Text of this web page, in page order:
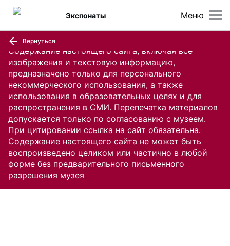
Содержание настоящего сайта, включая все
изображения и текстовую информацию,
предназначено только для персонального
некоммерческого использования, а также
использования в образовательных целях и для
распространения в СМИ. Перепечатка материалов
допускается только по согласованию с музеем.
При цитировании ссылка на сайт обязательна.
Содержание настоящего сайта не может быть
воспроизведено целиком или частично в любой
форме без предварительного письменного
разрешения музея
Меню
Экспонаты
Вернуться